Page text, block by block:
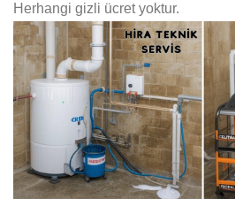
Herhangi gizli ücret yoktur.